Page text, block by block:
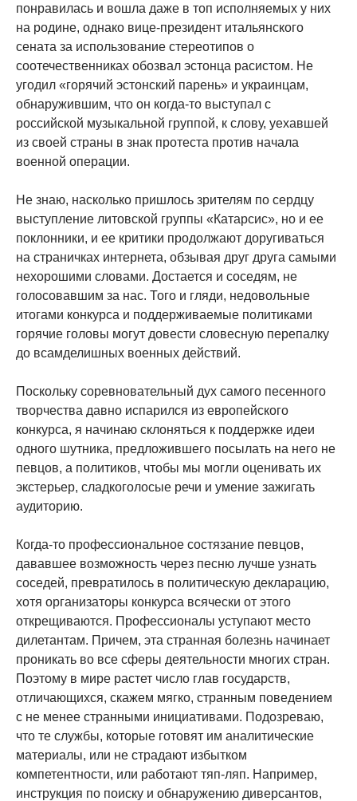
понравилась и вошла даже в топ исполняемых у них
на родине, однако вице-президент итальянского
сената за использование стереотипов о
соотечественниках обозвал эстонца расистом. Не
угодил «горячий эстонский парень» и украинцам,
обнаружившим, что он когда-то выступал с
российской музыкальной группой, к слову, уехавшей
из своей страны в знак протеста против начала
военной операции.
Не знаю, насколько пришлось зрителям по сердцу
выступление литовской группы «Катарсис», но и ее
поклонники, и ее критики продолжают доругиваться
на страничках интернета, обзывая друг друга самыми
нехорошими словами. Достается и соседям, не
голосовавшим за нас. Того и гляди, недовольные
итогами конкурса и поддерживаемые политиками
горячие головы могут довести словесную перепалку
до всамделишных военных действий.
Поскольку соревновательный дух самого песенного
творчества давно испарился из европейского
конкурса, я начинаю склоняться к поддержке идеи
одного шутника, предложившего посылать на него не
певцов, а политиков, чтобы мы могли оценивать их
экстерьер, сладкоголосые речи и умение зажигать
аудиторию.
Когда-то профессиональное состязание певцов,
дававшее возможность через песню лучше узнать
соседей, превратилось в политическую декларацию,
хотя организаторы конкурса всячески от этого
открещиваются. Профессионалы уступают место
дилетантам. Причем, эта странная болезнь начинает
проникать во все сферы деятельности многих стран.
Поэтому в мире растет число глав государств,
отличающихся, скажем мягко, странным поведением
с не менее странными инициативами. Подозреваю,
что те службы, которые готовят им аналитические
материалы, или не страдают избытком
компетентности, или работают тяп-ляп. Например,
инструкция по поиску и обнаружению диверсантов,